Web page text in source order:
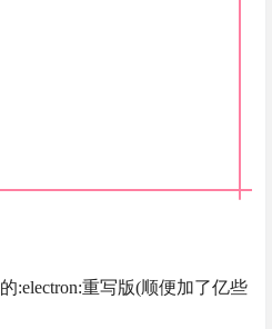
的:electron:重写版(顺便加了亿些